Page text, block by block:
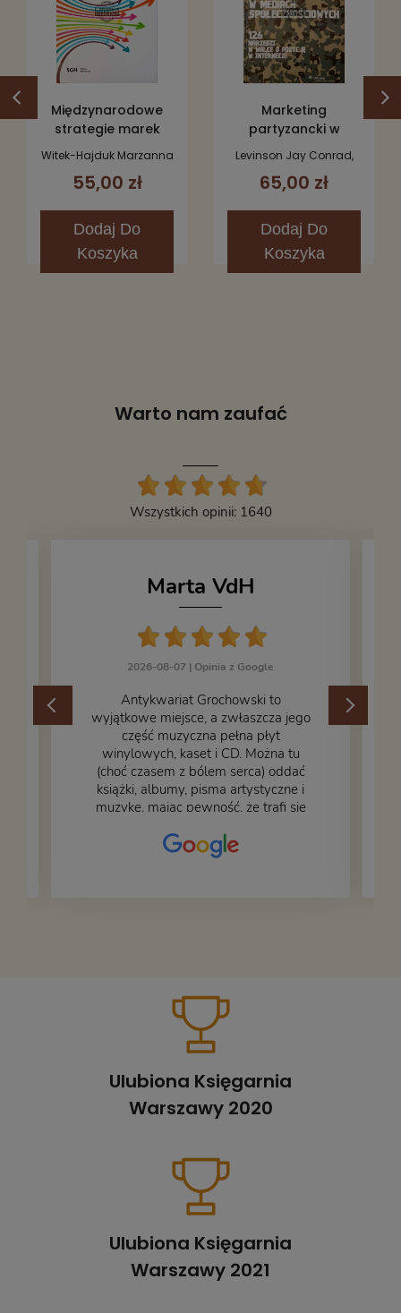
Międzynarodowe
strategie marek
Witek-Hajduk Marzanna
55,00 zł
Dodaj Do
Koszyka
Marketing
partyzancki w
mediach
społecznościowych
Levinson Jay Conrad,
65,00 zł
Dodaj Do
Koszyka
Warto nam zaufać
Wszystkich opinii: 1640
Marta VdH
2026-08-07 | Opinia z Google
​Antykwariat Grochowski to
wyjątkowe miejsce, a zwłaszcza jego
część muzyczna pełna płyt
winylowych, kaset i CD. Można tu
(choć czasem z bólem serca) oddać
książki, albumy, pisma artystyczne i
muzykę, mając pewność, że trafi się
– nasze książki w trakcie
przepakowywania. Część oddaliśmy
Ulubiona Księgarnia
Warszawy 2020
Ulubiona Księgarnia
Warszawy 2021